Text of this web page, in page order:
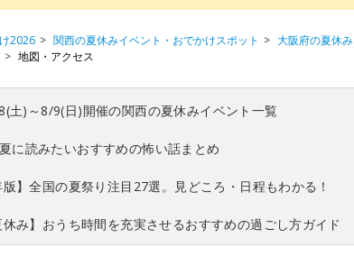
2026 関西の夏休みイベント・おでかけスポット 大阪府の夏休
地図・アクセス
土)～8/9(日)開催の関西の夏休みイベント一覧
夏に読みたいおすすめの怖い話まとめ
版】全国の夏祭り注目27選。見どころ・日程もわかる！
休み】おうち時間を充実させるおすすめの過ごし方ガイド